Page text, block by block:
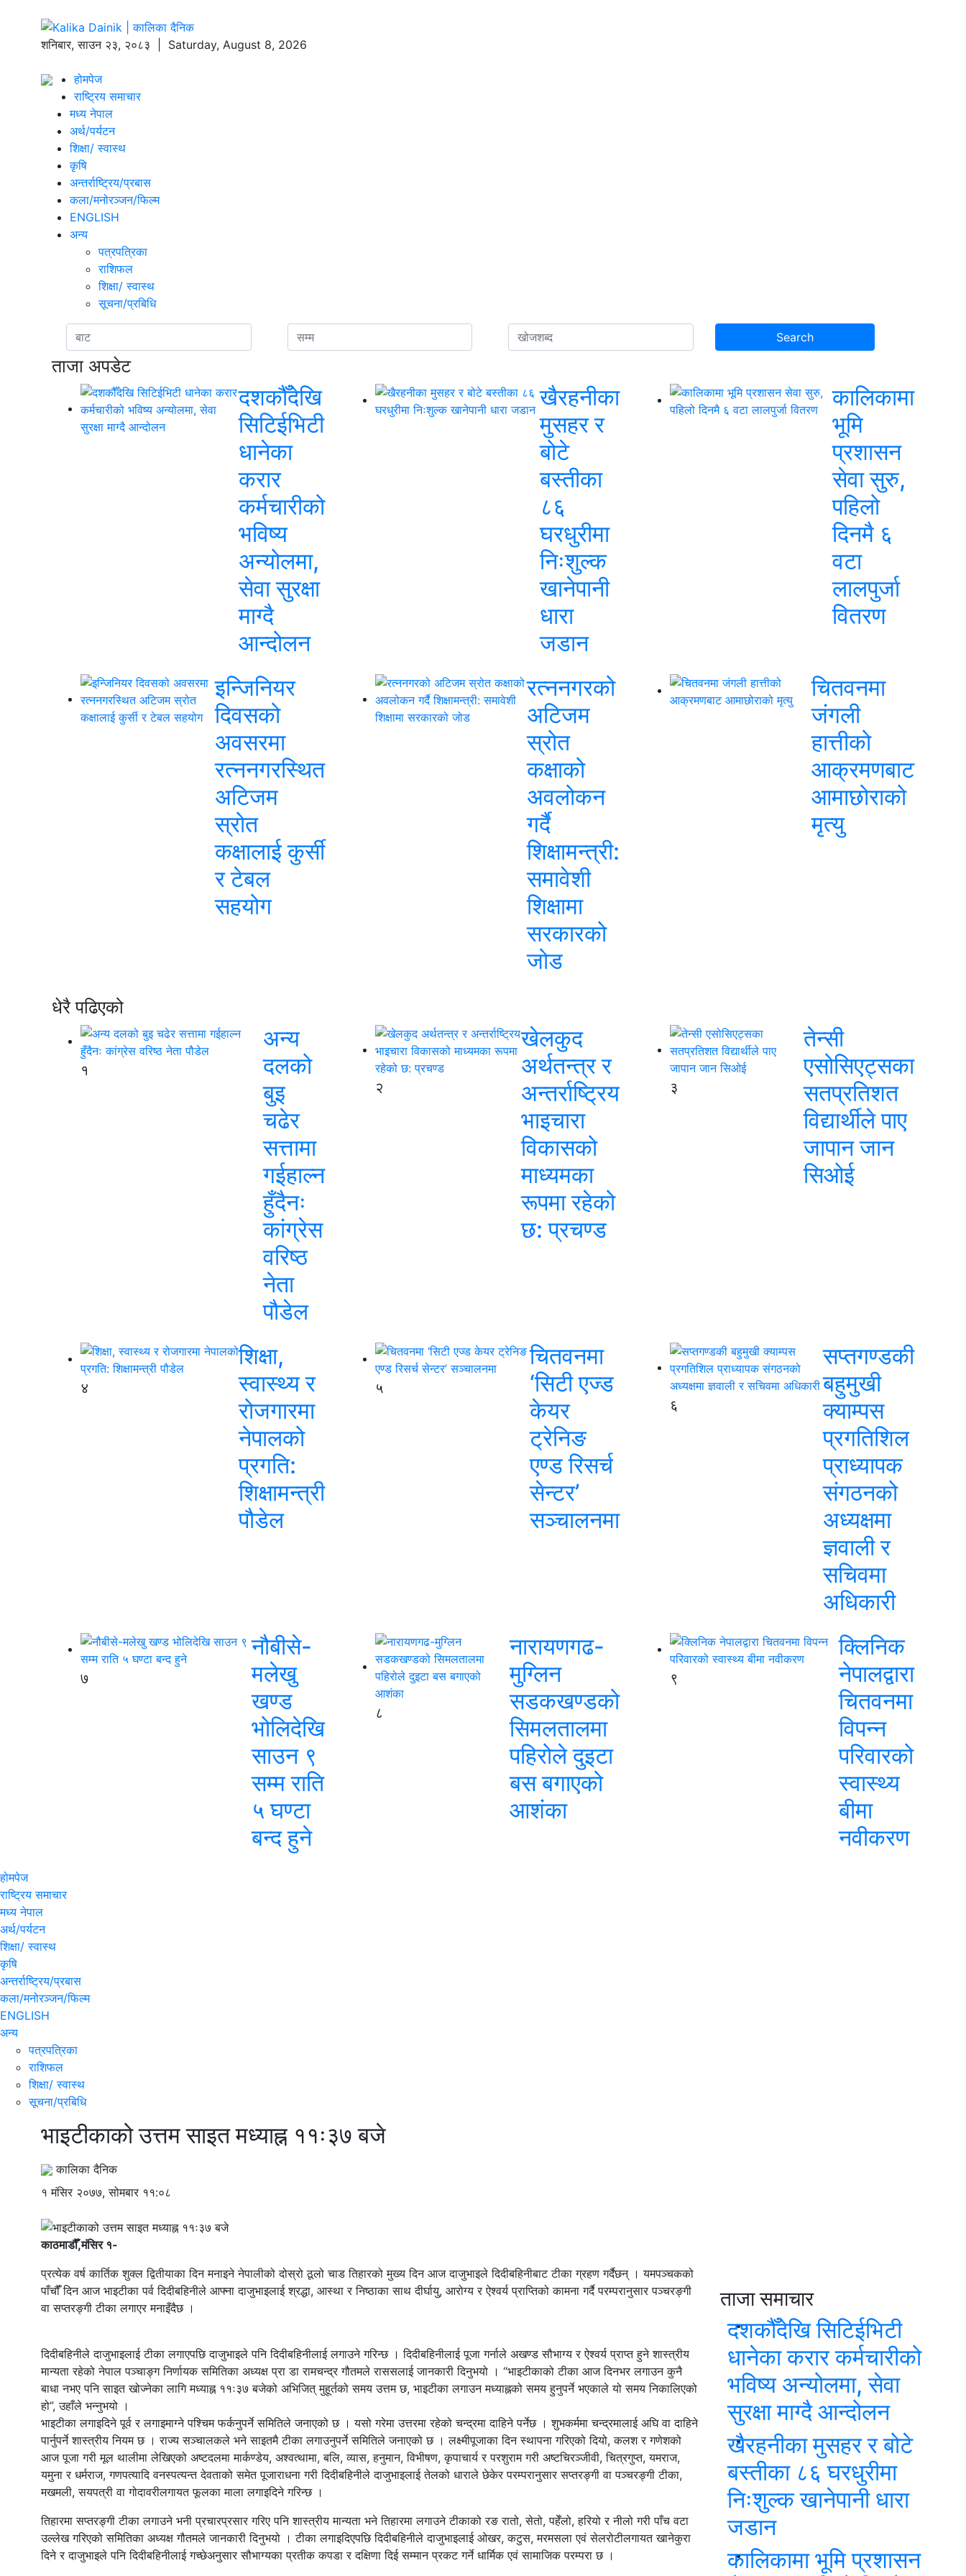
शनिबार,साउन २३, २०८३ | Saturday, August 8, 2026
होमपेज
राष्ट्रिय समाचार
मध्य नेपाल
अर्थ/पर्यटन
शिक्षा/ स्वास्थ
कृषि
अन्तर्राष्ट्रिय/प्रबास
कला/मनोरञ्जन/फिल्म
ENGLISH
अन्य
पत्रपत्रिका
राशिफल
शिक्षा/ स्वास्थ
सूचना/प्रबिधि
ताजा अपडेट
दशकौँदेखि
सिटिईभिटी
धानेका
करार
कर्मचारीको
भविष्य
अन्योलमा,
सेवा सुरक्षा
माग्दै
आन्दोलन
खैरहनीका
मुसहर र
बोटे
बस्तीका
८६
घरधुरीमा
निःशुल्क
खानेपानी
धारा
जडान
कालिकामा
भूमि
प्रशासन
सेवा सुरु,
पहिलो
दिनमै ६
वटा
लालपुर्जा
वितरण
इन्जिनियर
दिवसको
अवसरमा
रत्ननगरस्थित
अटिजम
स्रोत
कक्षालाई कुर्सी
र टेबल
सहयोग
रत्ननगरको
अटिजम
स्रोत
कक्षाको
अवलोकन
गर्दै
शिक्षामन्त्री:
समावेशी
शिक्षामा
सरकारको
जोड
चितवनमा
जंगली
हात्तीको
आक्रमणबाट
आमाछोराको
मृत्यु
धेरै पढिएको
१
अन्य
दलको
बुइ
चढेर
सत्तामा
गईहाल्न
हुँदैनः
कांग्रेस
वरिष्ठ
नेता
पौडेल
२
खेलकुद
अर्थतन्त्र र
अन्तर्राष्ट्रिय
भाइचारा
विकासको
माध्यमका
रूपमा रहेको
छ: प्रचण्ड
३
तेन्सी
एसोसिएट्सका
सतप्रतिशत
विद्यार्थीले पाए
जापान जान
सिओई
४
शिक्षा,
स्वास्थ्य र
रोजगारमा
नेपालको
प्रगति:
शिक्षामन्त्री
पौडेल
५
चितवनमा
‘सिटी एज्ड
केयर
ट्रेनिङ
एण्ड रिसर्च
सेन्टर’
सञ्चालनमा
६
सप्तगण्डकी
बहुमुखी
क्याम्पस
प्रगतिशिल
प्राध्यापक
संगठनको
अध्यक्षमा
ज्ञवाली र
सचिवमा
अधिकारी
७
नौबीसे-
मलेखु
खण्ड
भोलिदेखि
साउन ९
सम्म राति
५ घण्टा
बन्द हुने
८
नारायणगढ-
मुग्लिन
सडकखण्डको
सिमलतालमा
पहिरोले दुइटा
बस बगाएको
आशंका
९
क्लिनिक
नेपालद्वारा
चितवनमा
विपन्न
परिवारको
स्वास्थ्य
बीमा
नवीकरण
होमपेज
राष्ट्रिय समाचार
मध्य नेपाल
अर्थ/पर्यटन
शिक्षा/ स्वास्थ
कृषि
अन्तर्राष्ट्रिय/प्रबास
कला/मनोरञ्जन/फिल्म
ENGLISH
अन्य
पत्रपत्रिका
राशिफल
शिक्षा/ स्वास्थ
सूचना/प्रबिधि
भाइटीकाको उत्तम साइत मध्याह्न ११ः३७ बजे
कालिका दैनिक
१ मंसिर २०७७, सोमबार ११:०८
काठमाडौँ,मंसिर १-
प्रत्येक वर्ष कार्तिक शुक्ल द्वितीयाका दिन मनाइने नेपालीको दोस्रो ठूलो चाड तिहारको मुख्य दिन आज दाजुभाइले दिदीबहिनीबाट टीका ग्रहण गर्दैछन् । यमपञ्चकको
पाँचौंँ दिन आज भाइटीका पर्व दिदीबहिनीले आफ्ना दाजुभाइलाई श्रद्धा, आस्था र निष्ठाका साथ दीर्घायु, आरोग्य र ऐश्वर्य प्राप्तिको कामना गर्दै परम्परानुसार पञ्चरङ्गी
वा सप्तरङ्गी टीका लगाएर मनाइँदैछ ।
दिदीबहिनीले दाजुभाइलाई टीका लगाएपछि दाजुभाइले पनि दिदीबहिनीलाई लगाउने गरिन्छ । दिदीबहिनीलाई पूजा गर्नाले अखण्ड सौभाग्य र ऐश्वर्य प्राप्त हुने शास्त्रीय
मान्यता रहेको नेपाल पञ्चाङ्ग निर्णायक समितिका अध्यक्ष प्रा डा रामचन्द्र गौतमले राससलाई जानकारी दिनुभयो । “भाइटीकाको टीका आज दिनभर लगाउन कुनै
बाधा नभए पनि साइत खोज्नेका लागि मध्याह्न ११ः३७ बजेको अभिजित् मुहूर्तको समय उत्तम छ, भाइटीका लगाउन मध्याह्नको समय हुनुपर्ने भएकाले यो समय निकालिएको
हो”, उहाँले भन्नुभयो ।
भाइटीका लगाइदिने पूर्व र लगाइमाग्ने पश्चिम फर्कनुपर्ने समितिले जनाएको छ । यसो गरेमा उत्तरमा रहेको चन्द्रमा दाहिने पर्नेछ । शुभकर्ममा चन्द्रमालाई अघि वा दाहिने
पार्नुपर्ने शास्त्रीय नियम छ । राज्य सञ्चालकले भने साइतमै टीका लगाउनुपर्ने समितिले जनाएको छ । लक्ष्मीपूजाका दिन स्थापना गरिएको दियो, कलश र गणेशको
आज पूजा गरी मूल थालीमा लेखिएको अष्टदलमा मार्कण्डेय, अश्वत्थामा, बलि, व्यास, हनुमान, विभीषण, कृपाचार्य र परशुराम गरी अष्टचिरञ्जीवी, चित्रगुप्त, यमराज,
यमुना र धर्मराज, गणपत्यादि वनस्पत्यन्त देवताको समेत पूजाराधना गरी दिदीबहिनीले दाजुभाइलाई तेलको धाराले छेकेर परम्परानुसार सप्तरङ्गी वा पञ्चरङ्गी टीका,
मखमली, सयपत्री वा गोदावरीलगायत फूलका माला लगाइदिने गरिन्छ ।
तिहारमा सप्तरङ्गी टीका लगाउने भनी प्रचारप्रसार गरिए पनि शास्त्रीय मान्यता भने तिहारमा लगाउने टीकाको रङ रातो, सेतो, पहेँलो, हरियो र नीलो गरी पाँच वटा
उल्लेख गरिएको समितिका अध्यक्ष गौतमले जानकारी दिनुभयो । टीका लगाइदिएपछि दिदीबहिनीले दाजुभाइलाई ओखर, कटुस, मरमसला एवं सेलरोटीलगायत खानेकुरा
दिने र दाजुभाइले पनि दिदीबहिनीलाई गच्छेअनुसार सौभाग्यका प्रतीक कपडा र दक्षिणा दिई सम्मान प्रकट गर्ने धार्मिक एवं सामाजिक परम्परा छ ।
ताजा समाचार
दशकौँदेखि सिटिईभिटी
धानेका करार कर्मचारीको
भविष्य अन्योलमा, सेवा
सुरक्षा माग्दै आन्दोलन
खैरहनीका मुसहर र बोटे
बस्तीका ८६ घरधुरीमा
निःशुल्क खानेपानी धारा
जडान
कालिकामा भूमि प्रशासन